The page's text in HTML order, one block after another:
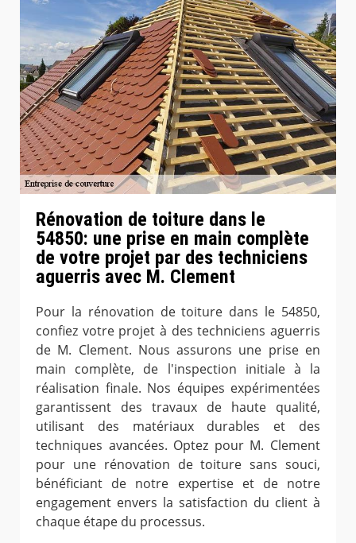
Rénovation de toiture dans le
54850: une prise en main complète
de votre projet par des techniciens
aguerris avec M. Clement
Pour la rénovation de toiture dans le 54850,
confiez votre projet à des techniciens aguerris
de M. Clement. Nous assurons une prise en
main complète, de l'inspection initiale à la
réalisation finale. Nos équipes expérimentées
garantissent des travaux de haute qualité,
utilisant des matériaux durables et des
techniques avancées. Optez pour M. Clement
pour une rénovation de toiture sans souci,
bénéficiant de notre expertise et de notre
engagement envers la satisfaction du client à
chaque étape du processus.